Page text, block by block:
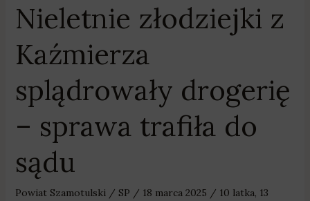
Nieletnie złodziejki z
Kaźmierza
splądrowały drogerię
– sprawa trafiła do
sądu
Powiat Szamotulski/ SP / 18 marca 2025 / 10 latka, 13